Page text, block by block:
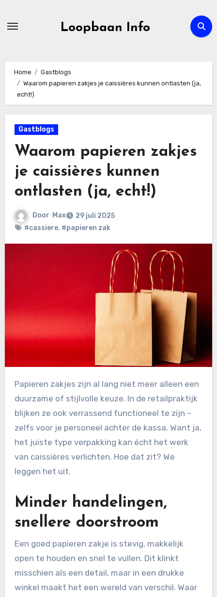
Loopbaan Info
Home
Gastblogs
Waarom papieren zakjes je caissières kunnen ontlasten (ja,
echt!)
Gastblogs
Waarom papieren zakjes
je caissières kunnen
ontlasten (ja, echt!)
Door Max
29 juli 2025
#cassiere, #papieren zak
Papieren zakjes zijn al lang niet meer alleen een
duurzame of stijlvolle keuze. In de retailpraktijk
blijken ze ook verrassend functioneel te zijn –
zelfs voor je personeel achter de kassa. Want ja,
het juiste type verpakking kan écht het werk
van caissières verlichten. Hoe dat zit? We
leggen het uit.
Minder handelingen,
snellere doorstroom
Een goed papieren zakje is stevig, makkelijk
open te houden en snel te vullen. Dit klinkt
misschien als een detail, maar in een drukke
winkel maakt het een wereld van verschil. Waar